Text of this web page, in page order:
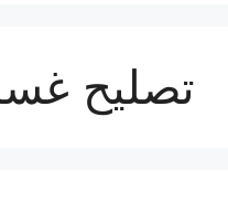
تصليح